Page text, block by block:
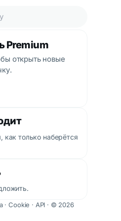
Premium
открыть новые
как только наберётся
·Cookie · API · © 2026